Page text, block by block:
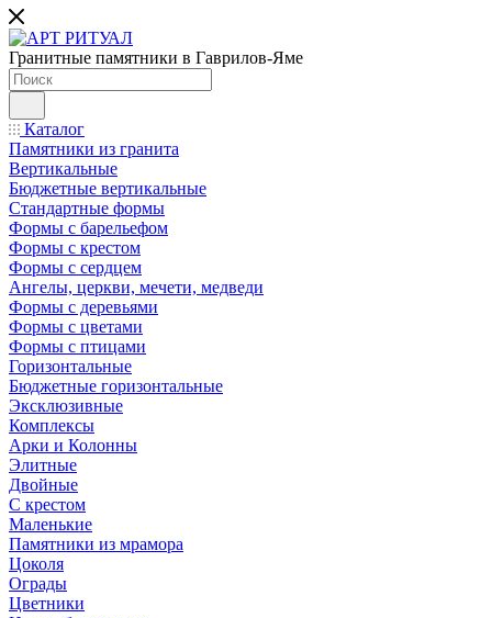
Гранитные памятники в Гаврилов-Яме
Каталог
Памятники из гранита
Вертикальные
Бюджетные вертикальные
Стандартные формы
Формы с барельефом
Формы с крестом
Формы с сердцем
Ангелы, церкви, мечети, медведи
Формы с деревьями
Формы с цветами
Формы с птицами
Горизонтальные
Бюджетные горизонтальные
Эксклюзивные
Комплексы
Арки и Колонны
Элитные
Двойные
С крестом
Маленькие
Памятники из мрамора
Цоколя
Ограды
Цветники